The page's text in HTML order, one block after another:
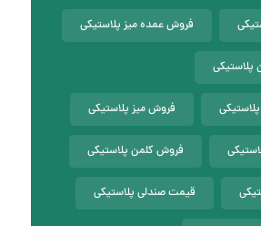
فروش عمده میز پلاستیکی
پلاستیکی
فروش میز پلاستیکی
فروش کلمن پلاستیکی
قیمت صندلی پلاستیکی